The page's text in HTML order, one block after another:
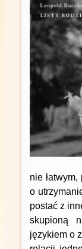
nie
o
postać z
skupioną
językiem o